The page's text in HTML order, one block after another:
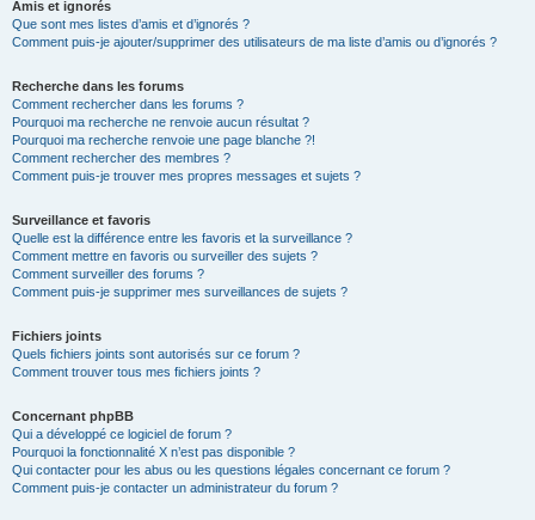
Amis et ignorés
Que sont mes listes d’amis et d’ignorés ?
Comment puis-je ajouter/supprimer des utilisateurs de ma liste d’amis ou d’ignorés ?
Recherche dans les forums
Comment rechercher dans les forums ?
Pourquoi ma recherche ne renvoie aucun résultat ?
Pourquoi ma recherche renvoie une page blanche ?!
Comment rechercher des membres ?
Comment puis-je trouver mes propres messages et sujets ?
Surveillance et favoris
Quelle est la différence entre les favoris et la surveillance ?
Comment mettre en favoris ou surveiller des sujets ?
Comment surveiller des forums ?
Comment puis-je supprimer mes surveillances de sujets ?
Fichiers joints
Quels fichiers joints sont autorisés sur ce forum ?
Comment trouver tous mes fichiers joints ?
Concernant phpBB
Qui a développé ce logiciel de forum ?
Pourquoi la fonctionnalité X n’est pas disponible ?
Qui contacter pour les abus ou les questions légales concernant ce forum ?
Comment puis-je contacter un administrateur du forum ?